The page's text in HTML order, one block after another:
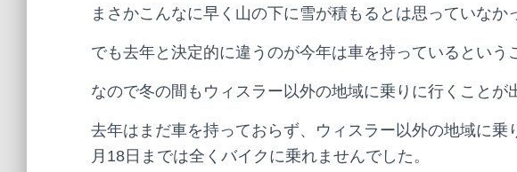
まさかこんなに早く山の下に雪が積もるとは思っていなか
でも去年と決定的に違うのが今年は車を持っているという
なので冬の間もウィスラー以外の地域に乗りに行くことが
去年はまだ車を持っておらず、ウィスラー以外の地域に
月18日までは全くバイクに乗れませんでした。